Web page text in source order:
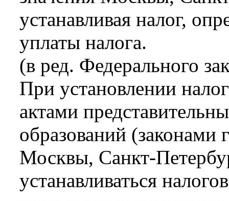
устанавливая налог,
уплаты налога.
(в ред. Федерального
При установлении
актами
образований (законами
Москвы, Санкт-
устанавливаться